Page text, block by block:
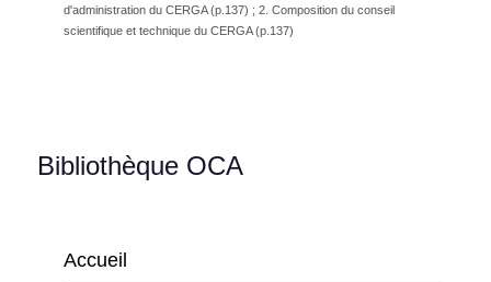
d'administration du CERGA (p.137) ; 2. Composition du conseil
scientifique et technique du CERGA (p.137)
Bibliothèque OCA
Accueil